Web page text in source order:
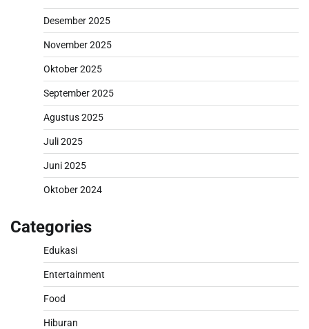
Desember 2025
November 2025
Oktober 2025
September 2025
Agustus 2025
Juli 2025
Juni 2025
Oktober 2024
Categories
Edukasi
Entertainment
Food
Hiburan